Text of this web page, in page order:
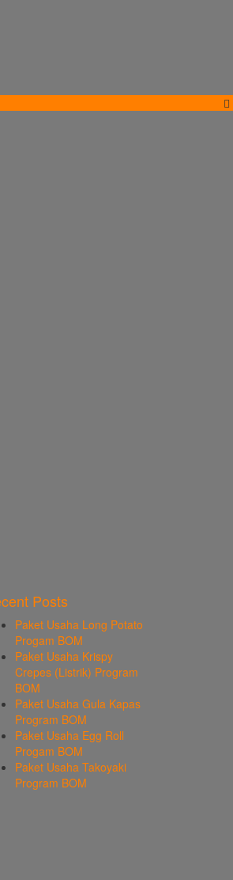
Posts
Paket Usaha Long Potato
Progam BOM
Paket Usaha Krispy
Crepes (Listrik) Program
BOM
Paket Usaha Gula Kapas
Program BOM
Paket Usaha Egg Roll
Progam BOM
Paket Usaha Takoyaki
Program BOM